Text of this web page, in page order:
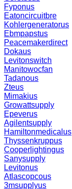
Fyponus
Eatoncircuitbre
Kohlergeneratorus
Ebmpapstus
Peacemakerdirect
Dokaus
Levitonswitch
Manitowocfan
Tadanous
Zteus
Mimakius
Growattsupply
Epeverus
Agilentsupply
Hamiltonmedicalus
Thyssenkruppus
Cooperlightingus
Sanysupply
Levitonus
Atlascopcous
3msupplyus